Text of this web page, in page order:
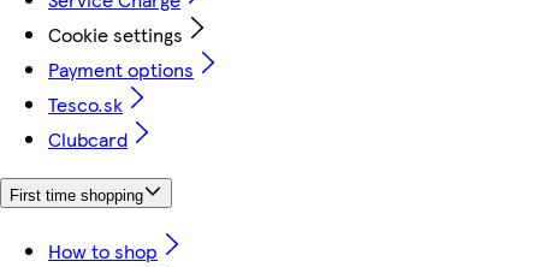
Cookie settings
Payment options
Tesco.sk
Clubcard
First time shopping
How to shop